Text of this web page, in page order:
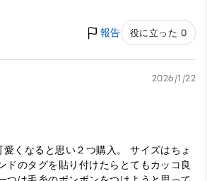
報告 役に立った 0
2026/1/22
愛くなると思い２つ購入。 サイズはちょ
ドのタグを貼り付けたらとてもカッコ良